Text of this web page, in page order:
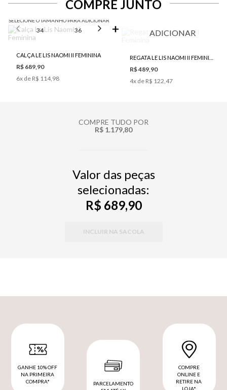
COMPRE JUNTO
SELECIONE O TAMANHO PARA ADICIONAR
34 36 38 40 42
CALÇA LE LIS NAOMI II FEMININA
R$ 689,90
6x de R$ 114,98
ADICIONAR
R$ 489,90
4x de R$ 122,47
COMPRE TUDO POR
R$ 1.179,80
Valor das peças
selecionadas:
R$ 689,90
INCLUIR NA SACOLA
GANHE 10% OFF
NA PRIMEIRA
COMPRA*
PARCELAMENTO
COMPRE
ONLINE E
RETIRE NA
LOJA*